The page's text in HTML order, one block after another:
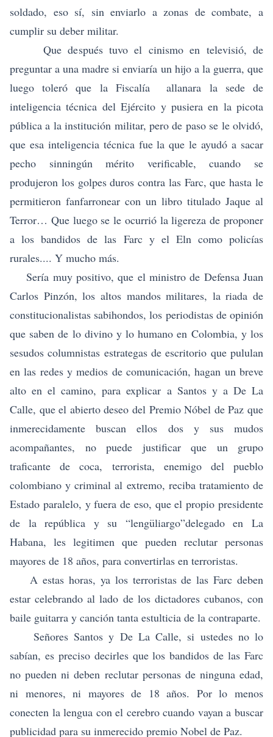
soldado, eso sí, sin enviarlo a zonas de combate, a
cumplir su deber militar.
Que después tuvo el cinismo en televisió, de
preguntar a una madre si enviaría un hijo a la guerra, que
luego toleró que la Fiscalía allanara la sede de
inteligencia técnica del Ejército y pusiera en la picota
pública a la institución militar, pero de paso se le olvidó,
que esa inteligencia técnica fue la que le ayudó a sacar
pecho sinningún mérito verificable, cuando se
produjeron los golpes duros contra las Farc, que hasta le
permitieron fanfarronear con un libro titulado Jaque al
Terror… Que luego se le ocurrió la ligereza de proponer
a los bandidos de las Farc y el Eln como policías
rurales.... Y mucho más.
Sería muy positivo, que el ministro de Defensa Juan
Carlos Pinzón, los altos mandos militares, la riada de
constitucionalistas sabihondos, los periodistas de opinión
que saben de lo divino y lo humano en Colombia, y los
sesudos columnistas estrategas de escritorio que pululan
en las redes y medios de comunicación, hagan un breve
alto en el camino, para explicar a Santos y a De La
Calle, que el abierto deseo del Premio Nóbel de Paz que
inmerecidamente buscan ellos dos y sus mudos
acompañantes, no puede justificar que un grupo
traficante de coca, terrorista, enemigo del pueblo
colombiano y criminal al extremo, reciba tratamiento de
Estado paralelo, y fuera de eso, que el propio presidente
de la república y su “lengüliargo”delegado en La
Habana, les legitimen que pueden reclutar personas
mayores de 18 años, para convertirlas en terroristas.
A estas horas, ya los terroristas de las Farc deben
estar celebrando al lado de los dictadores cubanos, con
baile guitarra y canción tanta estulticia de la contraparte.
Señores Santos y De La Calle, si ustedes no lo
sabían, es preciso decirles que los bandidos de las Farc
no pueden ni deben reclutar personas de ninguna edad,
ni menores, ni mayores de 18 años. Por lo menos
conecten la lengua con el cerebro cuando vayan a buscar
publicidad para su inmerecido premio Nobel de Paz.